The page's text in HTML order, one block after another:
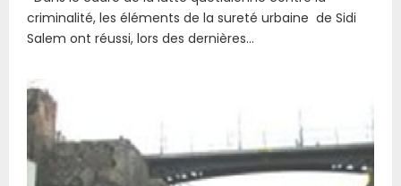
criminalité, les éléments de la sureté urbaine de Sidi
Salem ont réussi, lors des dernières...